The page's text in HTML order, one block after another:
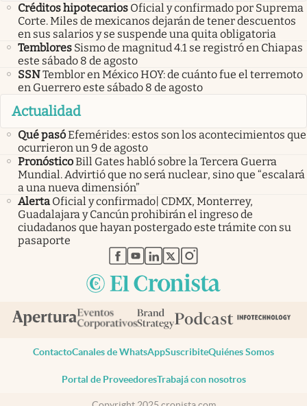
Créditos hipotecarios Oficial y confirmado por Suprema
Corte. Miles de mexicanos dejarán de tener descuentos
en sus salarios y se suspende una quita obligatoria
Temblores Sismo de magnitud 4.1 se registró en Chiapas
este sábado 8 de agosto
SSNTemblor en México HOY: de cuánto fue el terremoto
en Guerrero este sábado 8 de agosto
Actualidad
Qué pasóEfemérides: estos son los acontecimientos que
ocurrieron un 9 de agosto
PronósticoBill Gates habló sobre la Tercera Guerra
Mundial. Advirtió que no será nuclear, sino que “escalará
a una nueva dimensión”
Alerta Oficial y confirmado| CDMX, Monterrey,
Guadalajara y Cancún prohibirán el ingreso de
ciudadanos que hayan postergado este trámite con su
pasaporte
abre en nueva pestaña
abre en nueva pestaña
abre en nueva pestaña
abre en nueva pestaña
abre en nueva pestaña
ContactoCanales de WhatsAppSuscribiteQuiénes Somos
Portal de ProveedoresTrabajá con nosotros